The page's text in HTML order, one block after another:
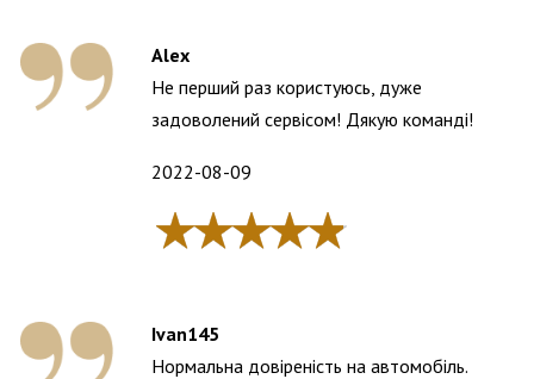
Alex
Не перший раз користуюсь, дуже
задоволений сервісом! Дякую команді!
2022-08-09
Ivan145
Нормальна довіреність на автомобіль.